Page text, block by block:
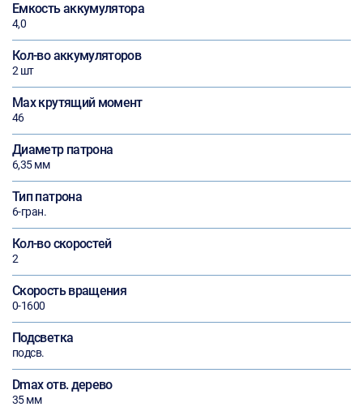
Емкость аккумулятора
4,0
Кол-во аккумуляторов
2 шт
Max крутящий момент
46
Диаметр патрона
6,35 мм
Тип патрона
6-гран.
Кол-во скоростей
2
Скорость вращения
0-1600
Подсветка
подсв.
Dmax отв. дерево
35 мм